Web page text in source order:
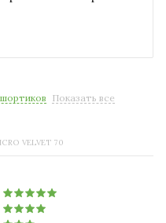
Показать все
VELVET 70